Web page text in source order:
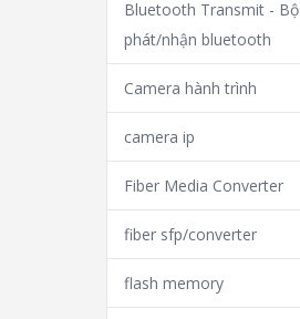
Bluetooth Transmit - Bộ
phát/nhận bluetooth
Camera hành trình
camera ip
Fiber Media Converter
fiber sfp/converter
flash memory